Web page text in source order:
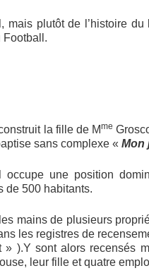
plutôt de l’histoire
Football.
la fille de Mme
sans complexe « Mon
une position
de 500 habitants.
mains de plusieurs
les registres de
).Y sont alors recensés
leur fille et quatre